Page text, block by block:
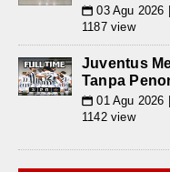
📅 03 Agu 2026
1187 view
Juventus
Tanpa
📅 01 Agu 2026
1142 view